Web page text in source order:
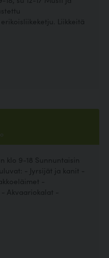
Liikkeitä
klo 9-18 Sunnuntaisin
- Jyrsijät ja kanit -
-
Akvaariokalat -